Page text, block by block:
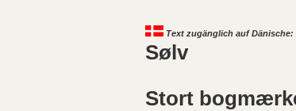
Text zugänglich auf Dänische:
Sølv
Stort